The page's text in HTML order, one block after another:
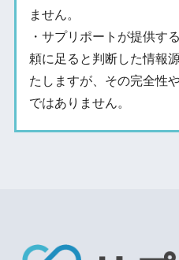
ません。
・サプリポートが提供す
頼に足ると判断した情報
たしますが、その完全性
ではありません。